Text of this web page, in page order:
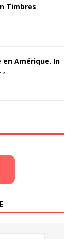
Timbres
en Amérique. In
,